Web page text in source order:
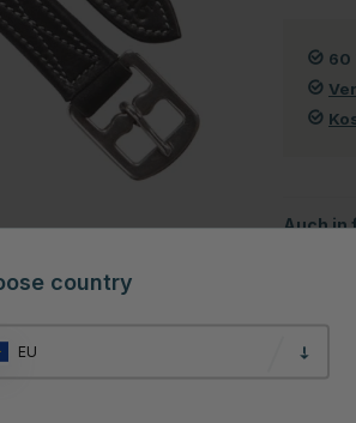
60
Auch in
country
EU